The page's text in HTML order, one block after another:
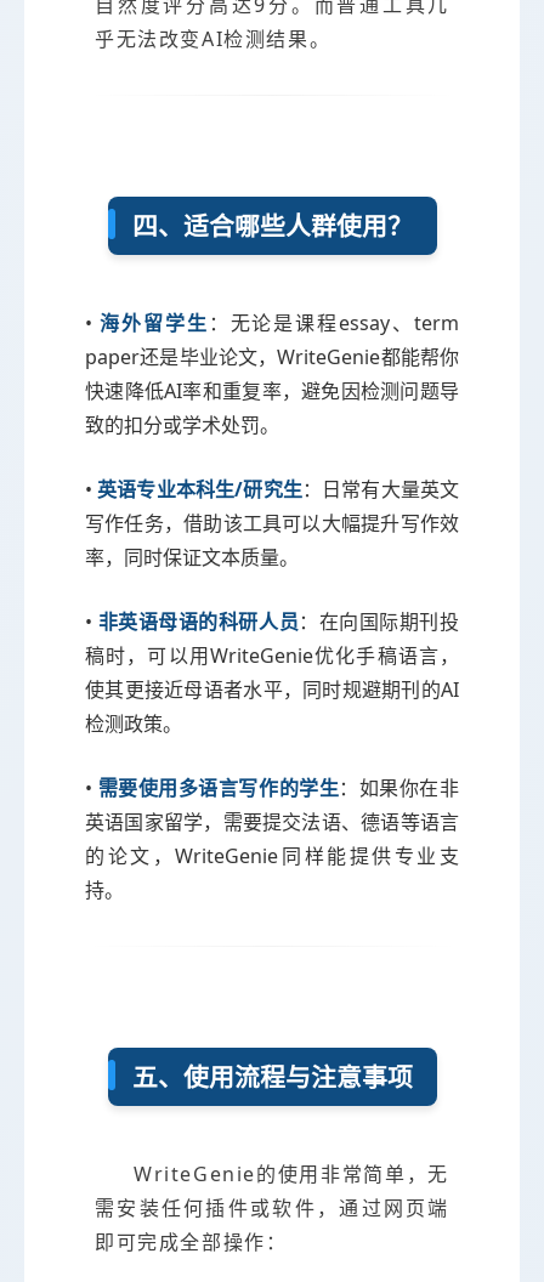
乎无法改变AI检测结果。
四、适合哪些人群使用？
• 海外留学生 ：无论是课程essay、term
paper还是毕业论文，WriteGenie都能帮你
快速降低AI率和重复率，避免因检测问题导
致的扣分或学术处罚。
• 英语专业本科生/研究生：日常有大量英文
写作任务，借助该工具可以大幅提升写作效
率，同时保证文本质量。
• 非英语母语的科研人员：在向国际期刊投
稿时，可以用WriteGenie优化手稿语言，
使其更接近母语者水平，同时规避期刊的AI
检测政策。
• 需要使用多语言写作的学生：如果你在非
英语国家留学，需要提交法语、德语等语言
的论文，WriteGenie同样能提供专业支
持。
五、使用流程与注意事项
WriteGenie的使用非常简单，无
需安装任何插件或软件，通过网页端
即可完成全部操作：